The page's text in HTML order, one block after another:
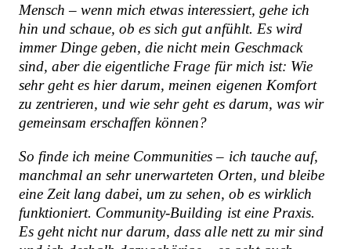
Mensch – wenn mich etwas interessiert, gehe ich
hin und schaue, ob es sich gut anfühlt. Es wird
immer Dinge geben, die nicht mein Geschmack
sind, aber die eigentliche Frage für mich ist: Wie
sehr geht es hier darum, meinen eigenen Komfort
zu zentrieren, und wie sehr geht es darum, was wir
gemeinsam erschaffen können?
So finde ich meine Communities – ich tauche auf,
manchmal an sehr unerwarteten Orten, und bleibe
eine Zeit lang dabei, um zu sehen, ob es wirklich
funktioniert. Community-Building ist eine Praxis.
Es geht nicht nur darum, dass alle nett zu mir sind